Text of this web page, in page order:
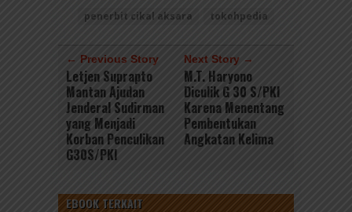
penerbit cikal aksara tokohpedia
← Previous Story
Letjen Suprapto
Mantan Ajudan
Jenderal Sudirman
yang Menjadi
Korban Penculikan
G30S/PKI
Next Story →
M.T. Haryono
Diculik G 30 S/PKI
Karena Menentang
Pembentukan
Angkatan Kelima
EBOOK TERKAIT